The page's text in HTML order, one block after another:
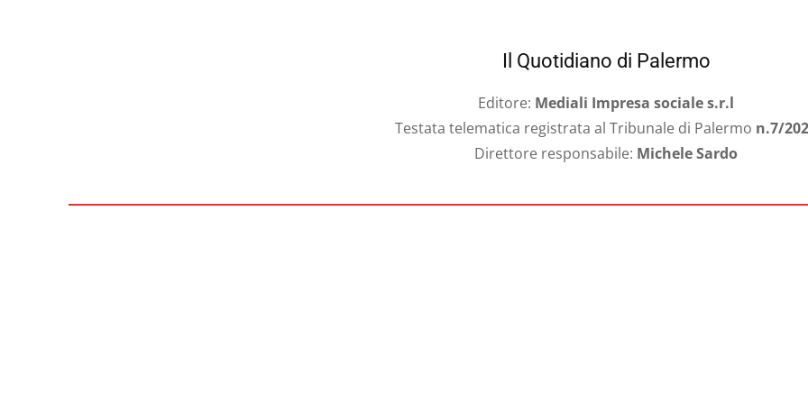
Il Quotidiano di Palermo
Editore: Mediali Impresa sociale s.r.l
Testata telematica registrata al Tribunale di Palermo n.7/
Direttore responsabile: Michele Sardo